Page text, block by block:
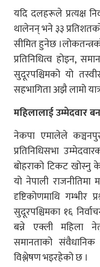
यदि दलहरूले प्रत्यक्ष
थालेनन् भने ३३
सीमित हुनेछ
प्रतिनिधित्व होइन,
सुदूरपश्चिमको यो
सहभागिता अझै लामो
महिलालाई उम्मेदवार
नेकपा एमालेले
प्रतिनिधिसभा
बोहराको टिकट खोस्नु
यो नेपाली राजनीतिमा
दृष्टिकोणमाथि
सुदूरपश्चिमका १६
बन्ने एक्ली महिला
समानताको
विश्लेषण भइरहेको छ ।